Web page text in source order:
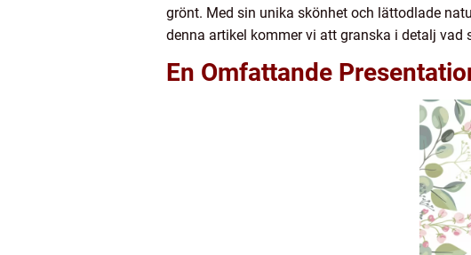
grönt. Med sin unika skönhet och lättodlade
denna artikel kommer vi att granska i detalj vad
En Omfattande